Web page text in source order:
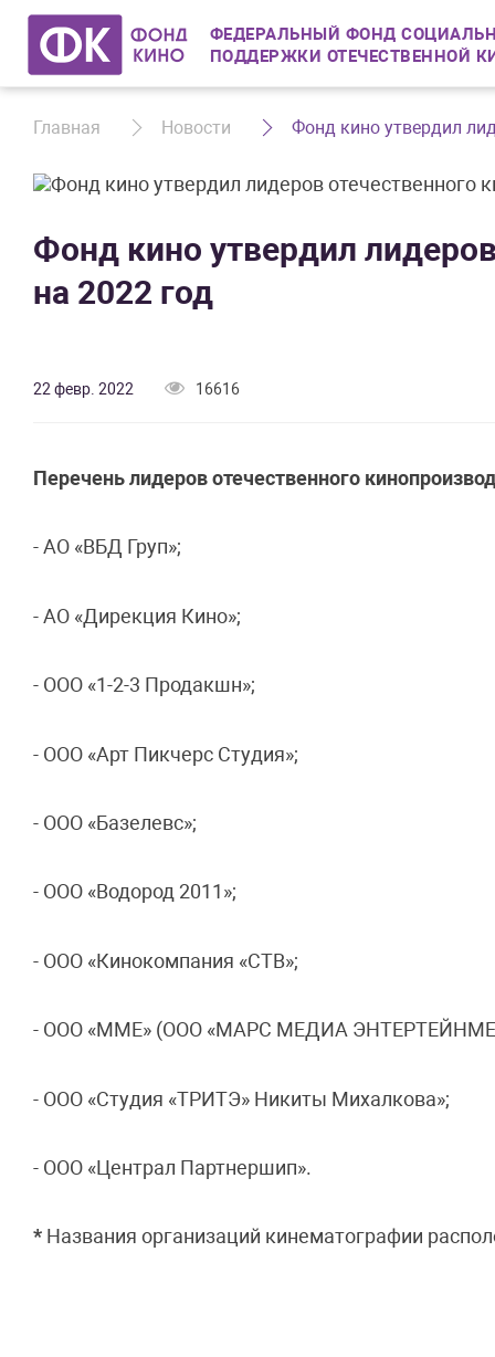
ФЕДЕРАЛЬНЫЙ ФОНД
ПОДДЕРЖКИ ОТЕЧЕСТВЕННОЙ
Главная Новости Фонд кино утвердил
Фонд кино утвердил
на 2022 год
22 февр. 2022 16616
Перечень лидеров отечественного
- АО «ВБД Груп»;
- АО «Дирекция Кино»;
- ООО «1-2-3 Продакшн»;
- ООО «Арт Пикчерс Студия»;
- ООО «Базелевс»;
- ООО «Водород 2011»;
- ООО «Кинокомпания «СТВ»;
- ООО «ММЕ» (ООО «МАРС МЕДИА
- ООО «Студия «ТРИТЭ» Никиты Михалкова»;
- ООО «Централ Партнершип».
* Названия организаций кинематографии